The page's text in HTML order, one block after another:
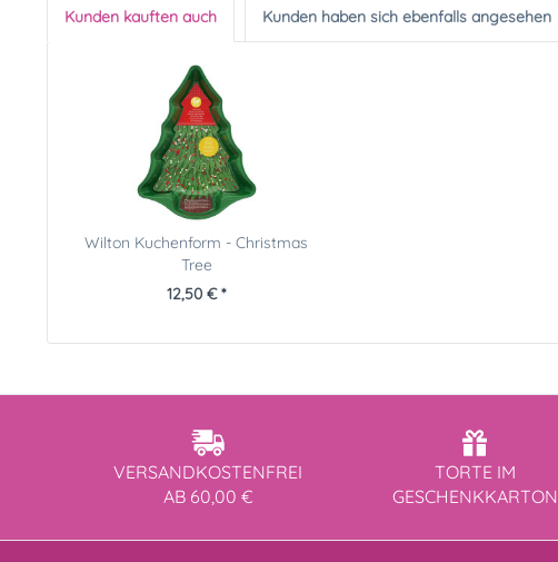
Kunden kauften auch Kunden haben sich ebenfalls angesehen
Wilton Kuchenform - Christmas
Tree
12,50 € *
VERSANDKOSTENFREI
AB 60,00 €
TORTE IM
GESCHENKKARTON